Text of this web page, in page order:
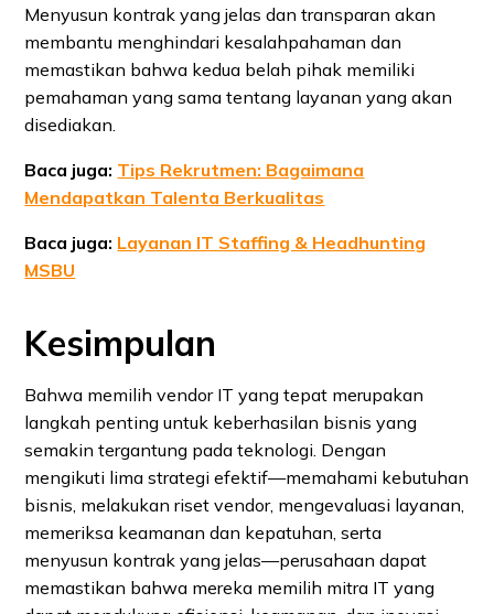
Menyusun kontrak yang jelas dan transparan akan
membantu menghindari kesalahpahaman dan
memastikan bahwa kedua belah pihak memiliki
pemahaman yang sama tentang layanan yang akan
disediakan.
Baca juga: Tips Rekrutmen: Bagaimana
Mendapatkan Talenta Berkualitas
Baca juga: Layanan IT Staffing & Headhunting
MSBU
Kesimpulan
Bahwa memilih vendor IT yang tepat merupakan
langkah penting untuk keberhasilan bisnis yang
semakin tergantung pada teknologi. Dengan
mengikuti lima strategi efektif—memahami kebutuhan
bisnis, melakukan riset vendor, mengevaluasi layanan,
memeriksa keamanan dan kepatuhan, serta
menyusun kontrak yang jelas—perusahaan dapat
memastikan bahwa mereka memilih mitra IT yang